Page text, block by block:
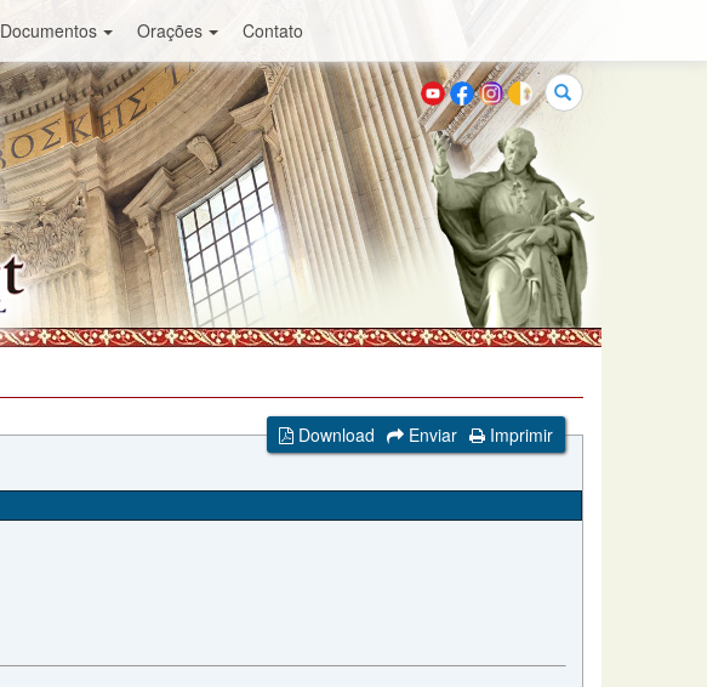
Documentos Orações Contato
Buscar
Download Enviar
Imprimir